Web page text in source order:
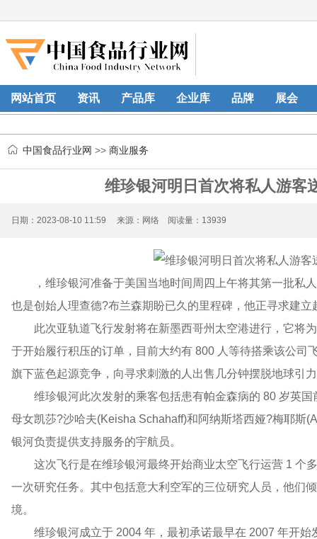
网站首页 资讯 产品库 企业库 品牌 展会
中国食品行业网 >> 商业服务
维珍银河明日首次将私人游客
日期：2023-08-10 11:59 来源：网络 阅读量：13939
，维珍银河准备于美国当地时间周四上午将其第一批私
也是创始人理查德?布兰森期盼已久的里程碑，他正寻求建立
此次亚轨道飞行发射将在新墨西哥州太空港进行，它将
于开始履行积压的订单，目前大约有 800 人等待搭乘该公司
旗下蓝色起源竞争，向寻求刺激的人出售几分钟摆脱地球引
维珍银河此次发射的乘客包括患有帕金森病的 80 岁英
母女凯莎?沙哈夫(Keisha Schahaff)和阿纳斯塔西娅?梅耶斯
银河负责提供支持服务的宇航员。
这次飞行是在维珍银河最终开始商业太空飞行运营 1 个
一次研究任务。其中包括意大利空军的三位研究人员，他们
境。
维珍银河成立于 2004 年，最初承诺最早在 2007 年开